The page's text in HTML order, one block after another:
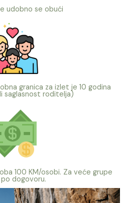
udobno se obući
granica za izlet je 10 godina
saglasnost roditelja)
100 KM/osobi. Za veće grupe
dogovoru.